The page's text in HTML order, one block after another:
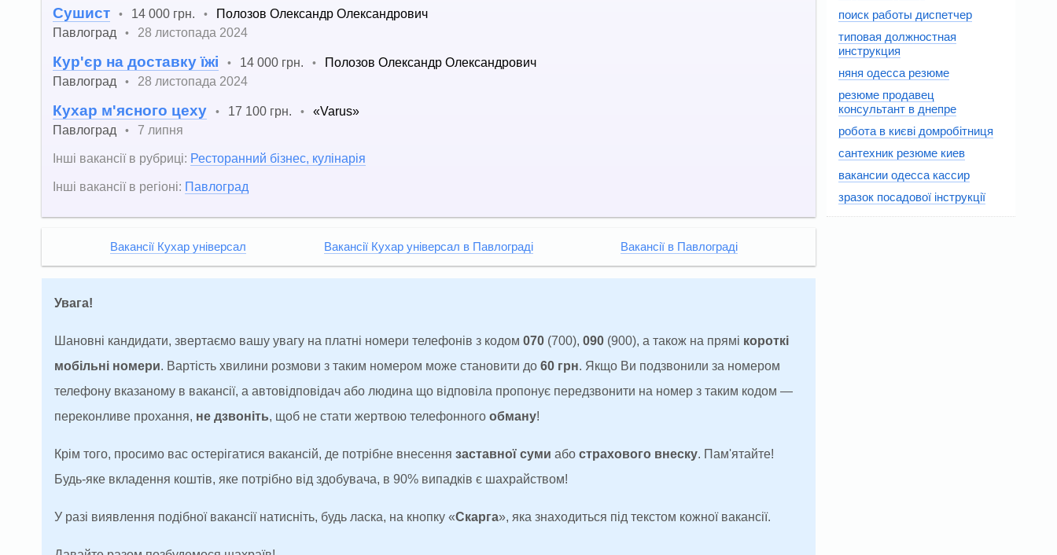
Сушист • 14 000 грн. •
Полозов Олександр Олександрович
Павлоград
• 28 листопада 2024
Кур'єр на доставку їжі • 14 000 грн. •
Полозов Олександр Олександрович
Павлоград
• 28 листопада 2024
Кухар м'ясного цеху • 17 100 грн. •
«Varus»
Павлоград
•
7 липня
Інші вакансії в рубриці: Ресторанний бізнес, кулінарія
Інші вакансії в регіоні: Павлоград
Вакансії Кухар універсал Вакансії Кухар універсал в Павлограді Вакансії в Павлограді
Увага!
Шановні кандидати, звертаємо вашу увагу на платні номери телефонів з кодом 070 (700), 090 (900), а також на прямі короткі
мобільні номери. Вартість хвилини розмови з таким номером може становити до 60 грн. Якщо Ви подзвонили за номером
телефону вказаному в вакансії, а автовідповідач або людина що відповіла пропонує передзвонити на номер з таким кодом —
переконливе прохання, не дзвоніть, щоб не стати жертвою телефонного обману!
Крім того, просимо вас остерігатися вакансій, де потрібне внесення заставної суми або страхового внеску. Пам'ятайте!
Будь-яке вкладення коштів, яке потрібно від здобувача, в 90% випадків є шахрайством!
У разі виявлення подібної вакансії натисніть, будь ласка, на кнопку «Скарга», яка знаходиться під текстом кожної вакансії.
поиск работы диспетчер
типовая должностная
инструкция
няня одесса резюме
резюме продавец
консультант в днепре
робота в києві домробітниця
сантехник резюме киев
вакансии одесса кассир
зразок посадової інструкції